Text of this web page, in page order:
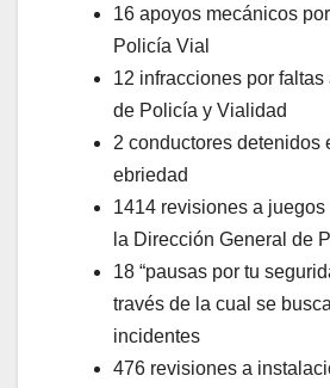
16 apoyos mecánicos
Policía Vial
12 infracciones por
de Policía y Vialidad
2 conductores detenidos
ebriedad
1414 revisiones a
la Dirección General de
18 “pausas por tu
través de la cual se
incidentes
476 revisiones a